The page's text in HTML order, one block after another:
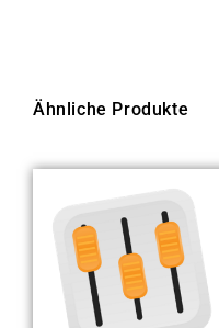
Ähnliche Produkte